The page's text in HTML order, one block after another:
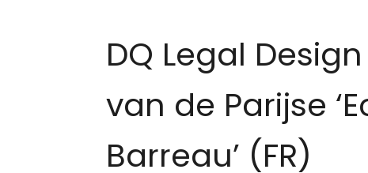
DQ Legal
van de Parijse
Barreau’ (FR)